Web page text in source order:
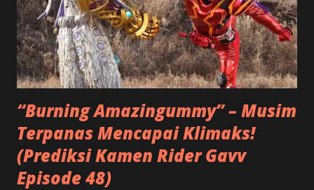
antagonis yang selama ini diburu Hanto karena menculik
ibunya. Hanto (Hino Yusuke) yang selama ini menghidupi
dirinya dengan semangat balas dendam mendadak goyah,
apalagi ketika melihat Kenji mendapat tempat sebagai
sosok ayah kedua...
“Burning Amazingummy” – Musim
Terpanas Mencapai Klimaks!
(Prediksi Kamen Rider Gavv
Episode 48)